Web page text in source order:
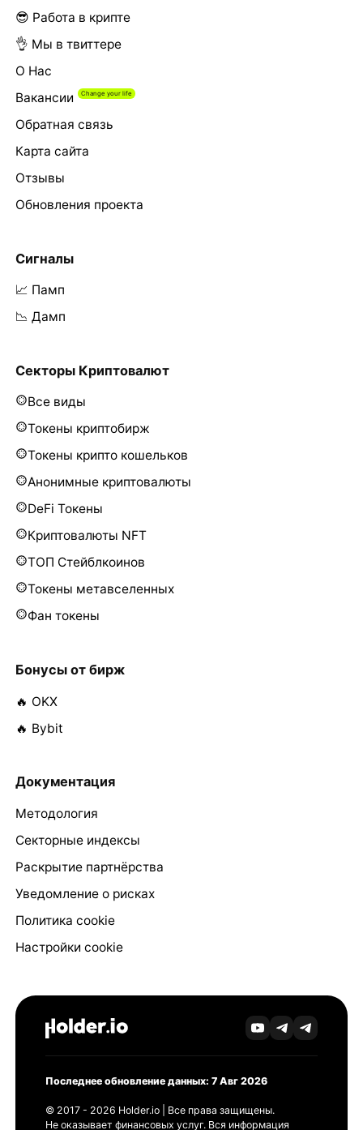
😎 Работа в крипте
👌 Мы в твиттере
О Нас
Вакансии
Обратная связь
Карта сайта
Отзывы
Обновления проекта
Сигналы
📈 Памп
📉 Дамп
Секторы Криптовалют
Все виды
Токены криптобирж
Токены крипто кошельков
Анонимные криптовалюты
DeFi Токены
Криптовалюты NFT
ТОП Стейблкоинов
Токены метавселенных
Фан токены
Бонусы от бирж
🔥 OKX
🔥 Bybit
Документация
Методология
Секторные индексы
Раскрытие партнёрства
Уведомление о рисках
Политика cookie
Настройки cookie
Последнее обновление данных: 7 Авг 2026
© 2017 - 2026 Holder.io | Все права защищены.
Не оказывает финансовых услуг. Вся информация